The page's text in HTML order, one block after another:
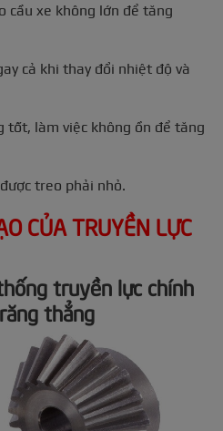
cầu xe không lớn để tăng
cả khi thay đổi nhiệt độ và
tốt, làm việc không ồn để tăng
treo phải nhỏ.
CỦA TRUYỀN LỰC
truyền lực chính
thẳng